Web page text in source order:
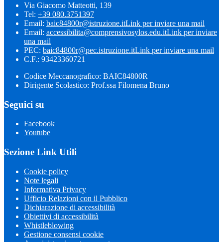
Via Giacomo Matteotti, 139
Tel: +39 080.3751397
Email: baic84800r@istruzione.itLink per inviare una mail
Email: accessibilita@comprensivosylos.edu.itLink per inviare
una mail
PEC: baic84800r@pec.istruzione.itLink per inviare una mail
C.F.: 93423360721
Codice Meccanografico: BAIC84800R
Dirigente Scolastico: Prof.ssa Filomena Bruno
Seguici su
Facebook
Youtube
Sezione Link Utili
Cookie policy
Note legali
Informativa Privacy
Ufficio Relazioni con il Pubblico
Dichiarazione di accessibilità
Obiettivi di accessibilità
Whistleblowing
Gestione consensi cookie